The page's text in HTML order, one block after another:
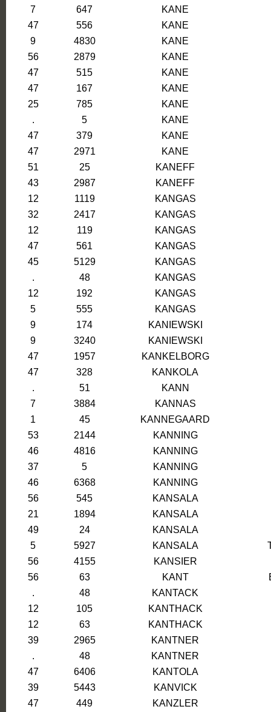
7
647
KANE
47
556
KANE
9
4830
KANE
56
2879
KANE
47
515
KANE
47
167
KANE
25
785
KANE
.
5
KANE
47
379
KANE
47
2971
KANE
51
25
KANEFF
43
2987
KANEFF
12
1119
KANGAS
32
2417
KANGAS
12
119
KANGAS
47
561
KANGAS
45
5129
KANGAS
.
48
KANGAS
12
192
KANGAS
5
555
KANGAS
9
174
KANIEWSKI
9
3240
KANIEWSKI
47
1957
KANKELBORG
47
328
KANKOLA
.
51
KANN
7
3884
KANNAS
1
45
KANNEGAARD
53
2144
KANNING
46
4816
KANNING
37
5
KANNING
46
6368
KANNING
56
545
KANSALA
21
1894
KANSALA
49
24
KANSALA
5
5927 KANSALA
56
4155 KANSIER
56
63 KANT
.
48
KANTACK
12
105
KANTHACK
12
63
KANTHACK
39
2965
KANTNER
.
48
KANTNER
47
6406
KANTOLA
39
5443
KANVICK
47
449
KANZLER